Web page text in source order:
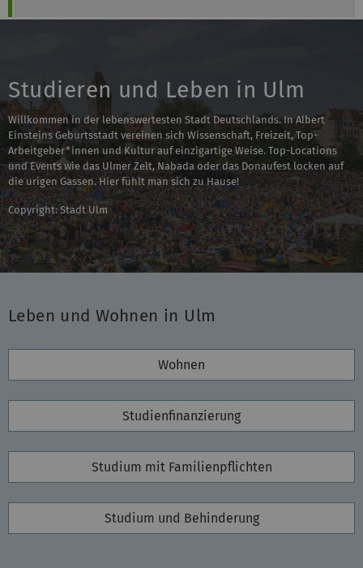
Studieren und Leben in Ulm
Willkommen in der lebenswertesten Stadt Deutschlands. In Albert
Einsteins Geburtsstadt vereinen sich Wissenschaft, Freizeit, Top-
Arbeitgeber*innen und Kultur auf einzigartige Weise. Top-Locations
und Events wie das Ulmer Zelt, Nabada oder das Donaufest locken auf
die urigen Gassen. Hier fühlt man sich zu Hause!
Copyright: Stadt Ulm
Leben und Wohnen in Ulm
Wohnen
Studienfinanzierung
Studium mit Familienpflichten
Studium und Behinderung